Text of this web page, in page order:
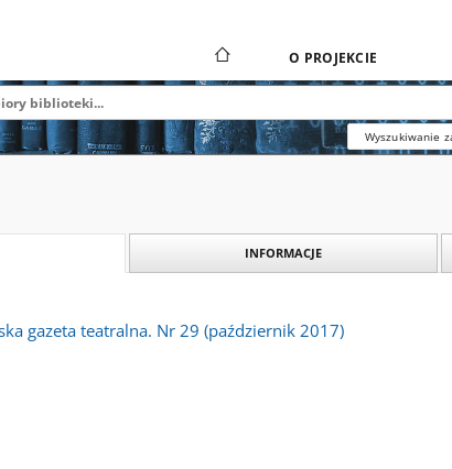
O PROJEKCIE
Wyszukiwanie
INFORMACJE
gazeta teatralna. Nr 29 (październik 2017)